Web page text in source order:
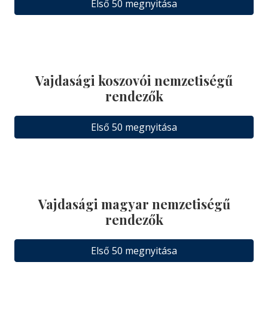
Első 50 megnyitása
Vajdasági koszovói nemzetiségű
rendezők
Első 50 megnyitása
Vajdasági magyar nemzetiségű
rendezők
Első 50 megnyitása